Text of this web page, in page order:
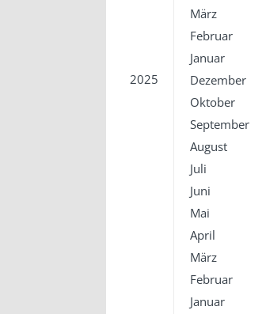
März
Februar
Januar
2025
Dezember
Oktober
September
August
Juli
Juni
Mai
April
März
Februar
Januar